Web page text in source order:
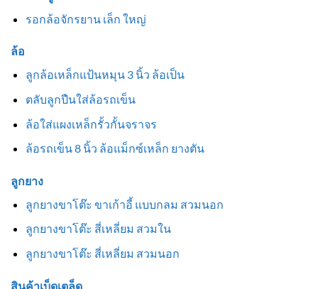
รอกล้อจักรยาน เล็ก ใหญ่
ล้อ
ลูกล้อเหล็กแป้นหมุน 3 นิ้ว ล้อเป็น
ตลับลูกปืนใส่ล้อรถเข็น
ล้อใส่แผงเหล็กรั้วกั้นจราจร
ล้อรถเข็น 8 นิ้ว ล้อแม็กซ์เหล็ก ยางตัน
ลูกยาง
ลูกยางขาโต๊ะ ขาเก้าอี้ แบบกลม สวมนอก
ลูกยางขาโต๊ะ สี่เหลี่ยม สวมใน
ลูกยางขาโต๊ะ สี่เหลี่ยม สวมนอก
สินค้าเบ็ดเตล็ด